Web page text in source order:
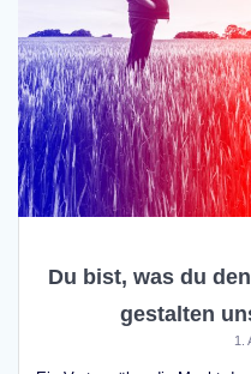
Du bist, was du
gestalten
1.